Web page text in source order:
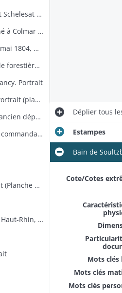
Jean Rewbel, député des districts de Colmar et Schelesat à l'Assemblée nationale en 1789. Portrait
Jean Rewbel, membre du Directoire exécutif, né à Colmar en 1746. Portrait
Lefebvre, François-Joseph duc de Dantzick. 19 mai 1804, maréchal de France. Portrait (Planche de la Galerie historique de Versailles n° 1539)
Lorentz, Bernard, directeur fondateur de l'Ecole forestière à Nancy. Portrait
Portrait
Napoléon Bardy né à Belfort le 16 août 1804. Portrait (planche de la Galerie des représentants du peuple, 1848)
Emile Dollfus, né à Mulhouse le 10 avril 1805, ancien député. Portrait (planche de la Galerie des représentants du peuple, 1848)
Ch. Koenig, né à Colmar le 19 novembre 1797, commandant de la Garde nationale de Colmar. Portrait (planche de la Galerie des représentants du peuple, 1848)
Voyer d'Argenson, député du Bas-Rhin. Portrait (Planche des Défenseurs des prévenus d'avril)
Voyer d'Argenson, député du département du Haut-Rhin, élu en 1817. Portrait
Dépliertous
Estampes
Bain de
Cote/Cotes
Mots clés
Mots clés
Mots clés